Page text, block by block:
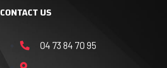
CONTACT US
04 73 84 70 95